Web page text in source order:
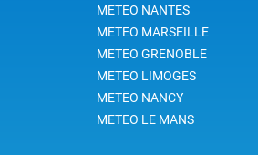
trois à
moyenne.
METEO NANTES
METEO MARSEILLE
METEO GRENOBLE
METEO LIMOGES
METEO NANCY
METEO LE MANS